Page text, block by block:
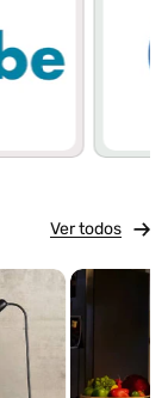
Ver todos